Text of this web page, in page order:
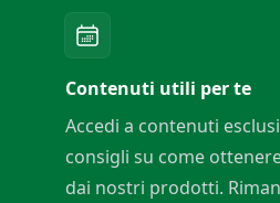
Contenuti utili per te
Accedi a contenuti
consigli su come
dai nostri prodotti.